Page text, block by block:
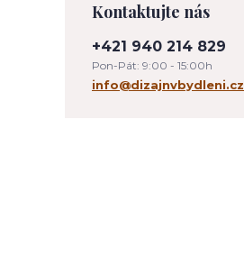
Kontaktujte nás
+421 940 214 829
Pon-Pát: 9:00 - 15:00h
info@dizajnvbydleni.cz